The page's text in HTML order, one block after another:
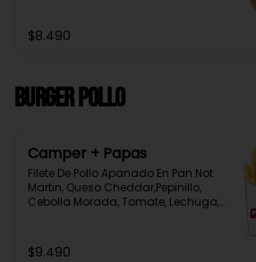
$8.490
Burger Pollo
Camper + Papas
Filete De Pollo Apanado En Pan Not
Martin, Queso Cheddar,Pepinillo,
Cebolla Morada, Tomate, Lechuga,
$9.490